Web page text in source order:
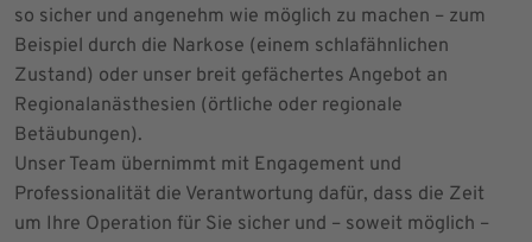
so sicher und angenehm wie möglich zu machen – zum
Beispiel durch die Narkose (einem schlafähnlichen
Zustand) oder unser breit gefächertes Angebot an
Regionalanästhesien (örtliche oder regionale
Betäubungen).
Unser Team übernimmt mit Engagement und
Professionalität die Verantwortung dafür, dass die Zeit
um Ihre Operation für Sie sicher und – soweit möglich –